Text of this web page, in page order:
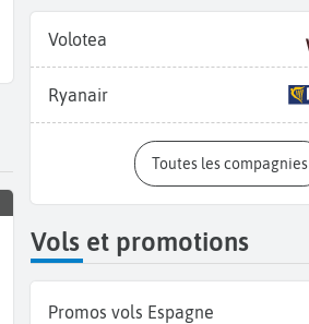
Volotea
Ryanair
Toutes les compagnies
Vols et promotions
Promos vols Espagne